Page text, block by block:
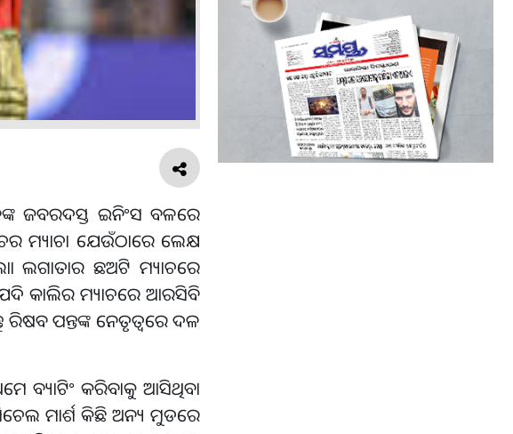
ଜବରଦସ୍ତ ଇନିଂସ ବଳରେ
ମ୍ୟାଚା ଯେଉଁଠାରେ ଲେକ୍ଷ
ଲଗାତାର ଛଅଟି ମ୍ୟାଚରେ
ଯଦି କାଲିର ମ୍ୟାଚରେ ଆରସିବି
ରିଷବ ପନ୍ତଙ୍କ ନେତୃତ୍ୱରେ ଦଳ
ବ୍ୟାଟିଂ କରିବାକୁ ଆସିଥିବା
ମାର୍ଶ କିଛି ଅନ୍ୟ ମୁଡରେ